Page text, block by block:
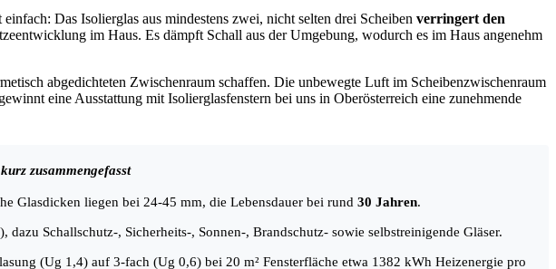
Das Isolierglas aus mindestens zwei, nicht selten drei Scheiben verringert den
im Haus. Es dämpft Schall aus der Umgebung, wodurch es im Haus angenehm
abgedichteten Zwischenraum schaffen. Die unbewegte Luft im Scheibenzwischenraum
eine Ausstattung mit Isolierglasfenstern bei uns in Oberösterreich eine zunehmende
zusammengefasst
Glasdicken liegen bei 24-45 mm, die Lebensdauer bei rund 30 Jahren.
Schallschutz-, Sicherheits-, Sonnen-, Brandschutz- sowie selbstreinigende Gläser.
(Ug 1,4) auf 3-fach (Ug 0,6) bei 20 m² Fensterfläche etwa 1382 kWh Heizenergie pro